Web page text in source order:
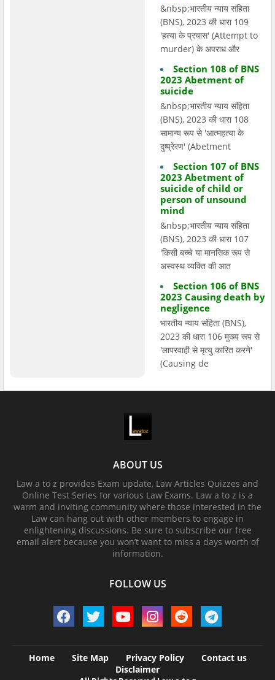
&nbsp;भारतीय न्याय संहिता
(BNS), 2023 की धारा 109
'हत्या के प्रयास' (Attempt to
murder) के अपराध और
Section 108 of BNS
2023 Abetment of
suicide
&nbsp;भारतीय न्याय संहिता
(BNS), 2023 की धारा 108
सामान्य रूप से 'आत्महत्या के
दुष्प्रेरण' (Abetment
Section 107 of BNS
2023 Abetment of
suicide of child or
person of unsound
mind
&nbsp;भारतीय न्याय संहिता
(BNS), 2023 की धारा 107
'किसी बच्चे या मानसिक रूप से
अस्वस्थ व्यक्ति की आत
Section 106 of BNS
2023 Causing death by
negligence
भारतीय न्याय संहिता (BNS),
2023 की धारा 106 मुख्य रूप से
'लापरवाही से मृत्यु कारित करने'
(Causing de
ABOUT US
Law a to z provides Exam update, Law Articles Quizzes and
Online Test Series for various Law Exams. Law a to z is a
warm and inviting community where those interested in the
Law can hang out with other members to engage in
enlightening discussions. Be sure to subscribe our free
email alert because you won’t want to miss a days worth of
information.
FOLLOW US
Home Site Map Privacy Policy
Contact us
Disclaimer